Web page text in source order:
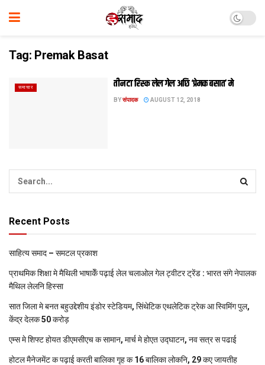
Tag: Premak Basat
समाचार तीन टा रिस्क लेल गेल अछि ‘प्रेमक बसात’ मे
BYसंपादक AUGUST 12, 2018
Recent Posts
साहित्य समाद – समटल प्रकाश
प्राथमिक शि‍क्षा मे मैथि‍ली भाषाकेँ पढ़ाई लेल चलाओल गेल ट्वीटर ट्रेंड : भारत संगे नेपालक
मैथिल लेलनि हिस्सा
सात जिला मे बनत बहुउद्देशीय इंडोर स्‍टेडि‍यम, सिंथेटिक एथलेटिक ट्रेक आ स्विमिंग पुल,
केंद्र देलक 50 करोड़
एम्स मे शिफ्ट होयत डीएमसीएच क सामान, मार्च मे होएत उद्घाटन, नव सत्र स पढाई
होटल मैनेजमेंट क पढ़ाई करती बालिका गृह क 16 बालिका लोकनि, 29 कए जायतीह